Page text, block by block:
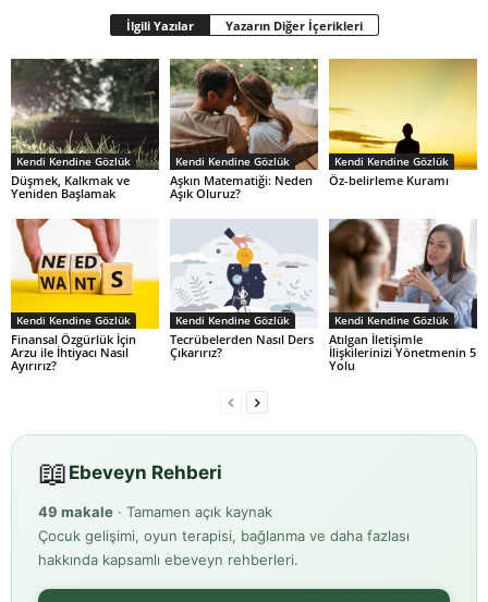
İlgili Yazılar Yazarın Diğer İçerikleri
Kendi Kendine Gözlük
Düşmek, Kalkmak ve
Yeniden Başlamak
Kendi Kendine Gözlük
Aşkın Matematiği: Neden
Aşık Oluruz?
Kendi Kendine Gözlük
Öz-belirleme Kuramı
Kendi Kendine Gözlük
Finansal Özgürlük İçin
Arzu ile İhtiyacı Nasıl
Ayırırız?
Kendi Kendine Gözlük
Tecrübelerden Nasıl Ders
Çıkarırız?
Kendi Kendine Gözlük
Atılgan İletişimle
İlişkilerinizi Yönetmenin 5
Yolu
📖 Ebeveyn Rehberi
49 makale · Tamamen açık kaynak
Çocuk gelişimi, oyun terapisi, bağlanma ve daha fazlası
hakkında kapsamlı ebeveyn rehberleri.